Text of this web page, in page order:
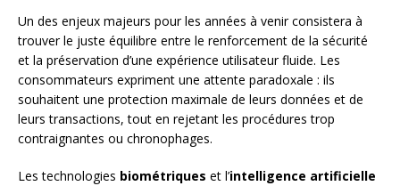
Un des enjeux majeurs pour les années à venir consistera à
trouver le juste équilibre entre le renforcement de la sécurité
et la préservation d’une expérience utilisateur fluide. Les
consommateurs expriment une attente paradoxale : ils
souhaitent une protection maximale de leurs données et de
leurs transactions, tout en rejetant les procédures trop
contraignantes ou chronophages.
Les technologies biométriques et l’intelligence artificielle